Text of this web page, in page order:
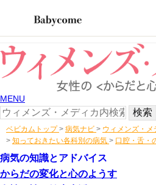
MENU
ベビカムトップ > 病気ナビ > ウィメンズ・メ
> 知っておきたい各科別の病気 > 口腔・舌・
病気の知識とアドバイス
からだの変化と心のようす